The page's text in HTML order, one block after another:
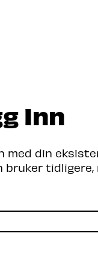
Inn
med din
tidligere,